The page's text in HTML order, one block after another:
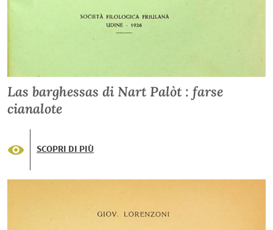
Las barghessas di Nart Palòt : farse
cianalote
SCOPRI DI PIÙ